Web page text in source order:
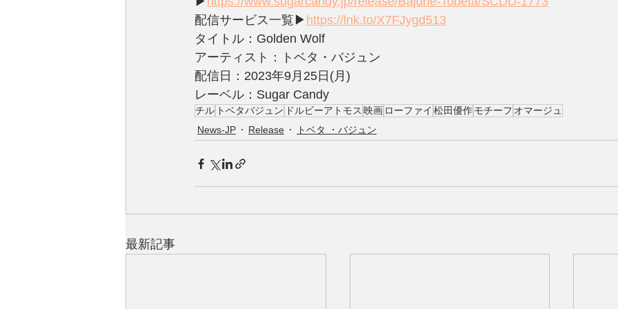
配信サービス⼀覧▶ https://lnk.to/X7FJygd513
タイトル：Golden Wolf
アーティスト：トベタ・バジュン
配信日：2023年9月25日(月)
レーベル：Sugar Candy
チル トベタバジュン ドルビーアトモス 映画 ローファイ 松田優作モチーフ オマージュ
News-JP
Release トベタ ・バジュン
最新記事